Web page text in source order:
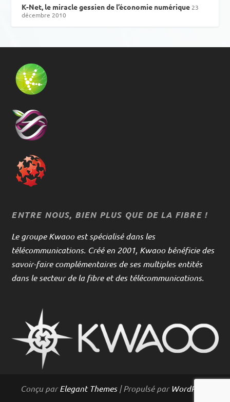
K-Net, le miracle gessien de l’économie numérique 23
décembre 2010
ENTRE NOUS, BIEN PLUS QUE DE LA FIBRE !
Le groupe Kwaoo est spécialisé dans les
télécommunications. Créé en 2001, Kwaoo bénéficie des
savoir-faire complémentaires de ses multiples entités
dans le secteur de la fibre et des télécommunications.
Conçu parElegant Themes| Propulsé parWordPress